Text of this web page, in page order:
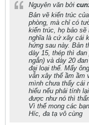
Nguyên văn bởi
Bản vẽ kiến trúc
phòng, mà chỉ có
kiến trúc, họ bảo sẽ
nghĩa là cứ xây cái
hứng sau này. Bản
dày 15, thép thì đan
ngắn) và dày 20
đại loại thế. Mấy
vẫn xây thế ầm ầm
mình chưa thấy cái
hiểu nếu phải tính
được như nó thì
Vì thế mong các
Híc, đa tạ vô cùng